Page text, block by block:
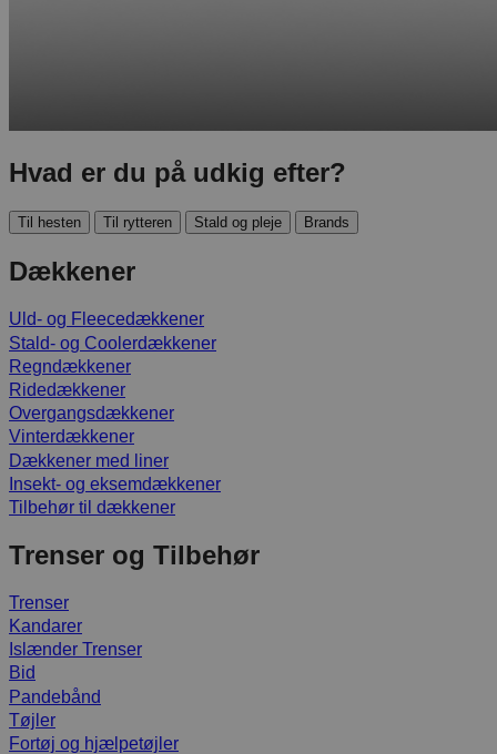
Hvad er du på udkig efter?
Til hesten Til rytteren Stald og pleje Brands
Dækkener
Uld- og Fleecedækkener
Stald- og Coolerdækkener
Regndækkener
Ridedækkener
Overgangsdækkener
Vinterdækkener
Dækkener med liner
Insekt- og eksemdækkener
Tilbehør til dækkener
Trenser og Tilbehør
Trenser
Kandarer
Islænder Trenser
Bid
Pandebånd
Tøjler
Fortøj og hjælpetøjler